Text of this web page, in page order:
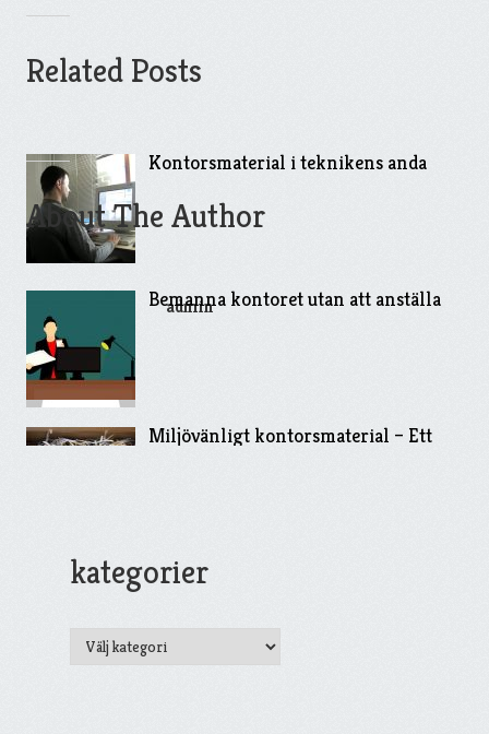
Related Posts
Kontorsmaterial i teknikens anda
Bemanna kontoret utan att anställa
Miljövänligt kontorsmaterial – Ett
Allt för kontoret
About The Author
admin
kategorier
kategorier